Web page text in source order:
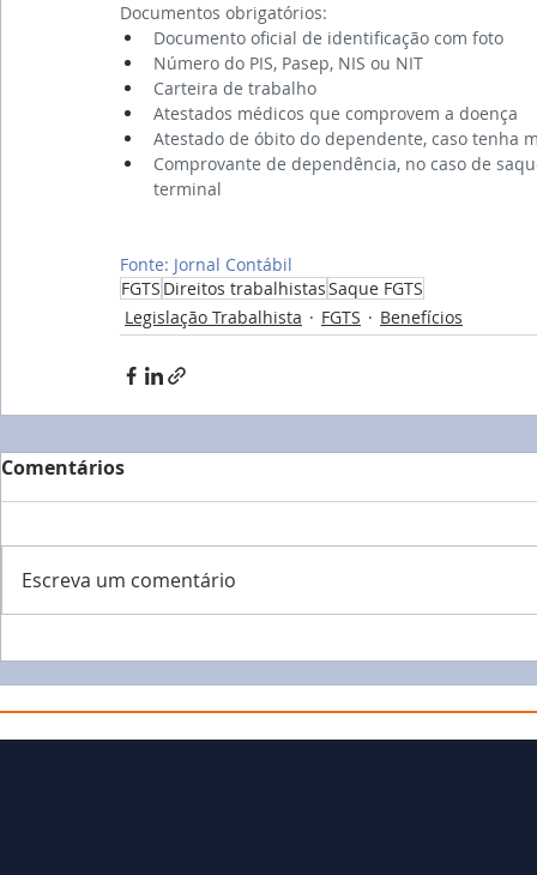
Documentos obrigatórios:
Documento oficial de identificação com foto
Número do PIS, Pasep, NIS ou NIT
Carteira de trabalho
Atestados médicos que comprovem a doença
Atestado de óbito do dependente, caso tenha
Comprovante de dependência, no caso de
terminal
Fonte: Jornal Contábil
FGTS Direitos trabalhistasSaque FGTS
Legislação Trabalhista
FGTS Benefícios
Comentários
Escreva um comentário